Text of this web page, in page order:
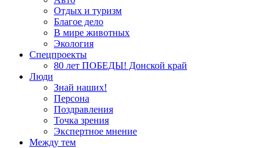
Отдых и туризм
Благое дело
В мире животных
Экология
Спецпроекты
80 лет ПОБЕДЫ! Донской край
Люди
Знай наших!
Персона
Поздравления
Точка зрения
Экспертное мнение
Между тем